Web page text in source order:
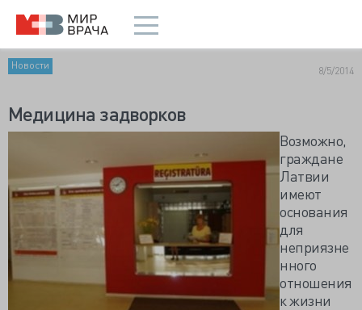
Новости 8/5/2014
Медицина задворков
Возможно,
граждане
Латвии
имеют
основания
для
неприязне
нного
отношения
к жизни